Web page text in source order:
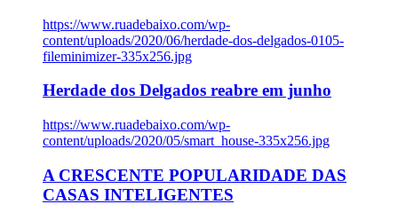
https://www.ruadebaixo.com/wp-
content/uploads/2020/06/herdade-dos-delgados-0105-
fileminimizer-335x256.jpg
Herdade dos Delgados reabre em junho
https://www.ruadebaixo.com/wp-
content/uploads/2020/05/smart_house-335x256.jpg
A CRESCENTE POPULARIDADE DAS
CASAS INTELIGENTES